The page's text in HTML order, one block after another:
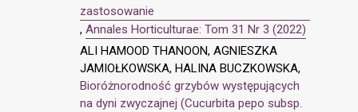
zastosowanie
, Annales Horticulturae: Tom 31 Nr 3 (2022)
ALI HAMOOD THANOON, AGNIESZKA
JAMIOŁKOWSKA, HALINA BUCZKOWSKA,
Bioróżnorodność grzybów występujących
na dyni zwyczajnej (Cucurbita pepo subsp.